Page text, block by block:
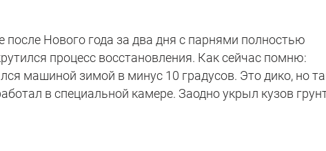
после Нового года за два дня с парнями полностью
процесс восстановления. Как сейчас помню:
машиной зимой в минус 10 градусов. Это дико, но
в специальной камере. Заодно укрыл кузов